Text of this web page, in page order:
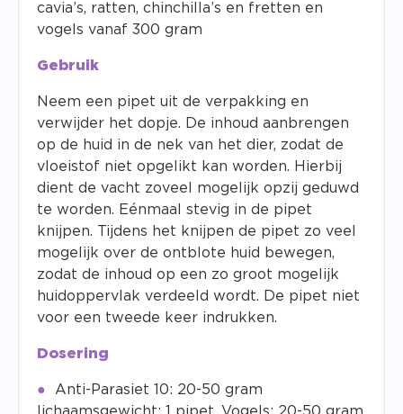
cavia’s, ratten, chinchilla’s en fretten en
vogels vanaf 300 gram
Gebruik
Neem een pipet uit de verpakking en
verwijder het dopje. De inhoud aanbrengen
op de huid in de nek van het dier, zodat de
vloeistof niet opgelikt kan worden. Hierbij
dient de vacht zoveel mogelijk opzij geduwd
te worden. Eénmaal stevig in de pipet
knijpen. Tijdens het knijpen de pipet zo veel
mogelijk over de ontblote huid bewegen,
zodat de inhoud op een zo groot mogelijk
huidoppervlak verdeeld wordt. De pipet niet
voor een tweede keer indrukken.
Dosering
Anti-Parasiet 10: 20-50 gram